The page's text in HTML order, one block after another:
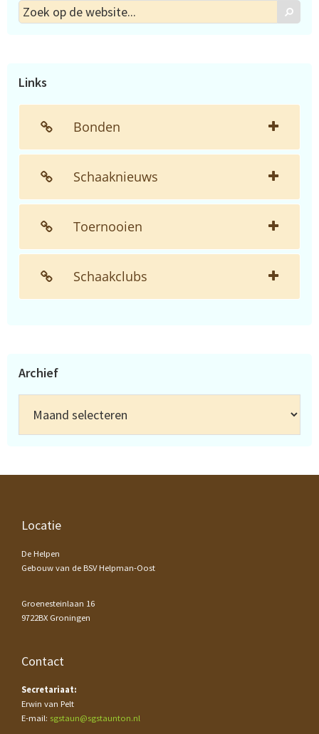
Zoek
op
Zoek
Links
Bonden
Schaaknieuws
Toernooien
Schaakclubs
Archief
Footer
Locatie
De Helpen
Gebouw van de BSV Helpman-Oost
Groenesteinlaan 16
9722BX Groningen
Contact
Secretariaat:
Erwin van Pelt
E-mail: sgstaun@sgstaunton.nl